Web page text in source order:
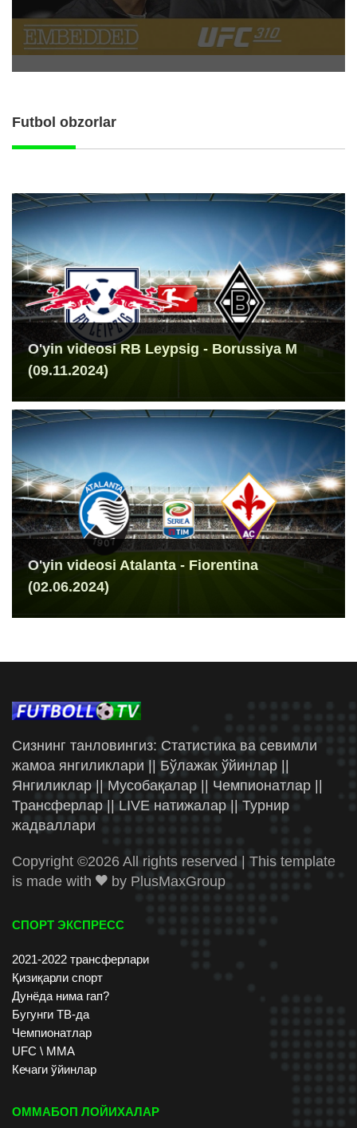
Futbol obzorlar
O'yin videosi RB Leypsig - Borussiya M
(09.11.2024)
O'yin videosi Atalanta - Fiorentina
(02.06.2024)
Сизнинг танловингиз: Статистика ва севимли
жамоа янгиликлари || Бўлажак ўйинлар ||
Янгиликлар || Мусобақалар || Чемпионатлар ||
Трансферлар || LIVE натижалар || Турнир
жадваллари
Copyright ©2026 All rights reserved | This template
is made with
by PlusMaxGroup
СПОРТ ЭКСПРЕСС
2021-2022 трансферлари
Қизиқарли спорт
Дунёда нима гап?
Бугунги ТВ-да
Чемпионатлар
UFC \ ММА
Кечаги ўйинлар
ОММАБОП ЛОЙИХАЛАР